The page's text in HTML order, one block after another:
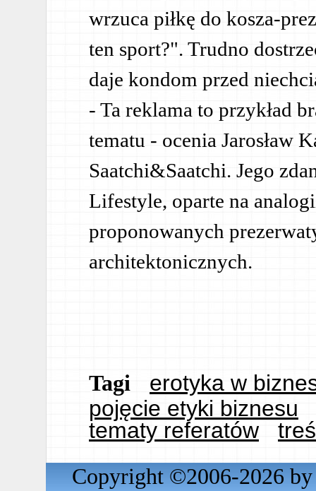
wrzuca piłkę do kosza-
ten sport?". Trudno
daje kondom przed
- Ta reklama to przykład
tematu - ocenia Jarosław
Saatchi&Saatchi. Jego
Lifestyle, oparte na
proponowanych
architektonicznych.
Tagi
erotyka w
pojęcie etyki biznesu
tematy referatów
Copyright ©2006-2026